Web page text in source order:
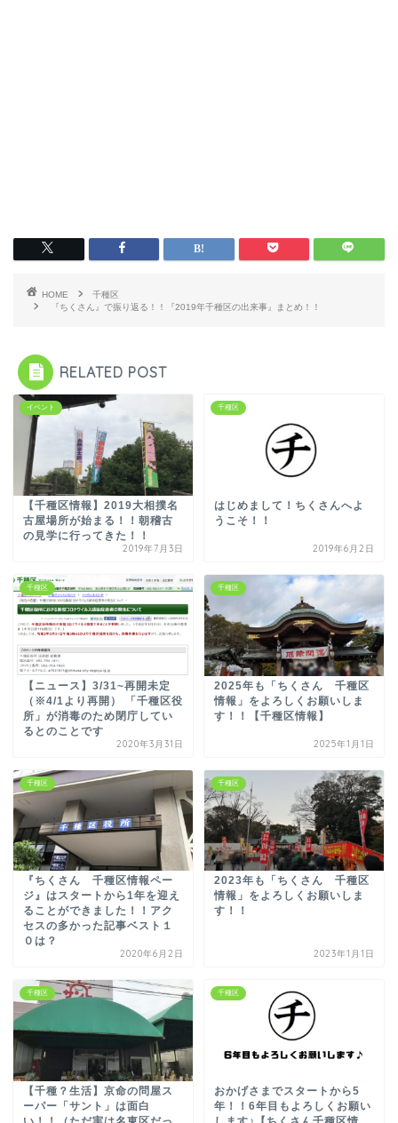
HOME
千種区
『ちくさん』で振り返る！！『2019年千種区の出来事』まとめ！！
RELATED POST
イベント
【千種区情報】2019大相撲名
古屋場所が始まる！！朝稽古
の見学に行ってきた！！
2019年7月3日
千種区
はじめまして！ちくさんへよ
うこそ！！
2019年6月2日
千種区
【ニュース】3/31~再開未定
（※4/1より再開） 「千種区役
所」が消毒のため閉庁してい
るとのことです
2020年3月31日
千種区
2025年も「ちくさん 千種区
情報」をよろしくお願いしま
す！！【千種区情報】
2025年1月1日
千種区
『ちくさん 千種区情報ペー
ジ』はスタートから1年を迎え
ることができました！！アク
セスの多かった記事ベスト１
０は？
2020年6月2日
千種区
2023年も「ちくさん 千種区
情報」をよろしくお願いしま
す！！
2023年1月1日
千種区
【千種？生活】京命の問屋ス
ーパー「サント」は面白
千種区
おかげさまでスタートから5
年！！6年目もよろしくお願い